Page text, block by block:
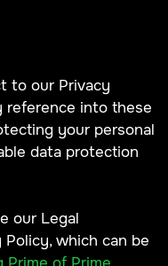
to our Privacy
reference into these
your personal
data protection
our Legal
which can be